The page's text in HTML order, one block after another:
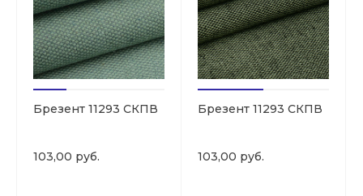
Брезент 11293 СКПВ
103,00 руб.
Брезент 11293 СКПВ
103,00 руб.